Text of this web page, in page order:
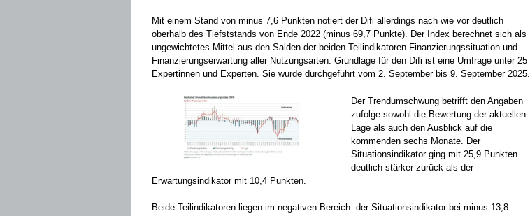
Mit einem Stand von minus 7,6 Punkten notiert der Difi allerdings nach wie vor deutlich
oberhalb des Tiefststands von Ende 2022 (minus 69,7 Punkte). Der Index berechnet sich als
ungewichtetes Mittel aus den Salden der beiden Teilindikatoren Finanzierungssituation und
Finanzierungserwartung aller Nutzungsarten. Grundlage für den Difi ist eine Umfrage unter 25
Expertinnen und Experten. Sie wurde durchgeführt vom 2. September bis 9. September 2025.
Der Trendumschwung betrifft den Angaben
zufolge sowohl die Bewertung der aktuellen
Lage als auch den Ausblick auf die
kommenden sechs Monate. Der
Situationsindikator ging mit 25,9 Punkten
deutlich stärker zurück als der
Erwartungsindikator mit 10,4 Punkten.
Beide Teilindikatoren liegen im negativen Bereich: der Situationsindikator bei minus 13,8